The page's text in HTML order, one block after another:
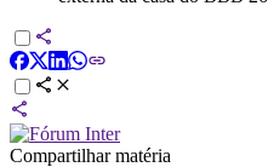
Compartilhar matéria